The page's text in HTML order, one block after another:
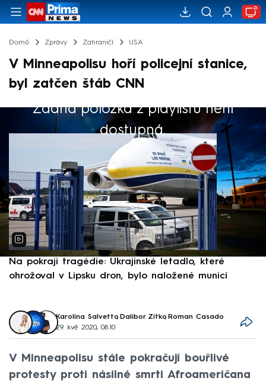
Domů Zprávy Zahraničí USA
V Minneapolisu hoří policejní stanice,
byl zatčen štáb CNN
Žádná položka z playlistu není
dostupná.
Výběr redakce
Na pokraji tragédie: Ukrajinské letadlo, které
ohrožoval v Lipsku dron, bylo naložené municí
Karolína Salvetto, Dalibor Zítko, Roman Casado
29. kvě 2020, 08:10
V Minneapolisu stále pokračují bouřlivé
protesty proti násilné smrti Afroameričana